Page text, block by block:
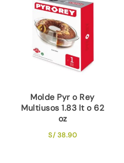
Molde Pyr o Rey
Multiusos 1.83 lt o 62
oz
S/38.90